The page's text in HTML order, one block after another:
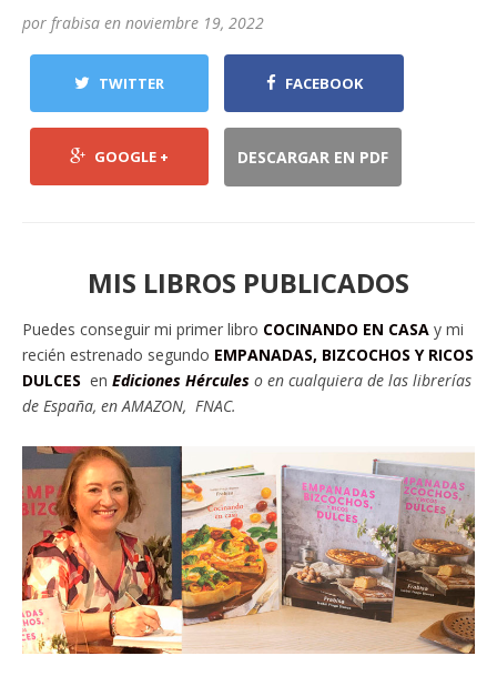
por frabisa en noviembre 19, 2022
TWITTER FACEBOOK
GOOGLE + DESCARGAR EN PDF
MIS LIBROS PUBLICADOS
Puedes conseguir mi primer libro COCINANDO EN CASA y mi
recién estrenado segundo EMPANADAS, BIZCOCHOS Y RICOS
DULCES en Ediciones Hércules o en cualquiera de las librerías
de España, en AMAZON, FNAC.